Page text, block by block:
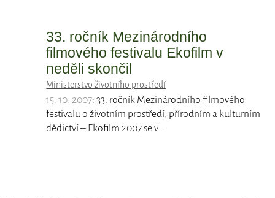
33. ročník Mezinárodního
filmového festivalu Ekofilm v
neděli skončil
Ministerstvo životního prostředí
15. 10. 2007: 33. ročník Mezinárodního filmového
festivalu o životním prostředí, přírodním a kulturním
dědictví – Ekofilm 2007 se v…